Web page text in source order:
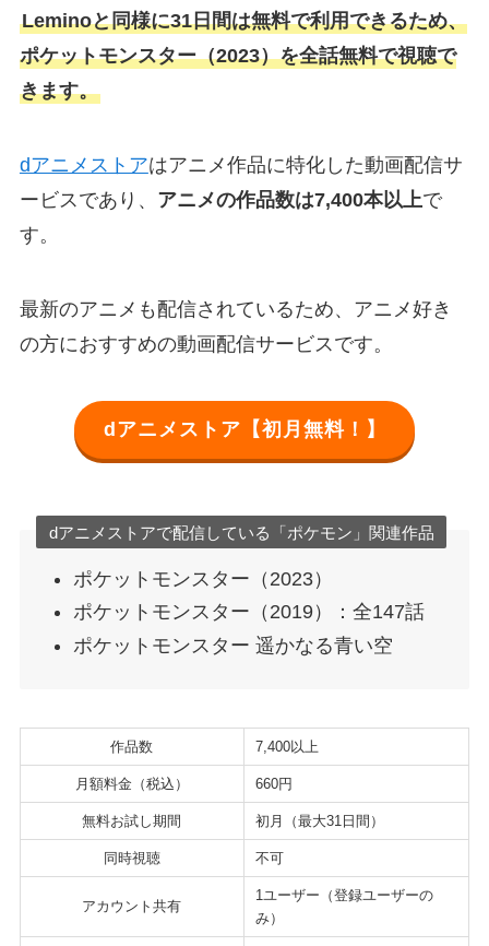
Leminoと同様に31日間は無料で利用できるため、
ポケットモンスター（2023）を全話無料で視聴で
きます。
dアニメストアはアニメ作品に特化した動画配信サ
ービスであり、 アニメの作品数は7,400本以上で
す。
最新のアニメも配信されているため、アニメ好き
の方におすすめの動画配信サービスです。
dアニメストア【初月無料！】
dアニメストアで配信している「ポケモン」関連作品
ポケットモンスター（2023）
ポケットモンスター（2019）：全147話
ポケットモンスター 遥かなる青い空
作品数 7,400以上
月額料金（税込） 660円
無料お試し期間 初月（最大31日間）
同時視聴 不可
アカウント共有
1ユーザー（登録ユーザーの
み）